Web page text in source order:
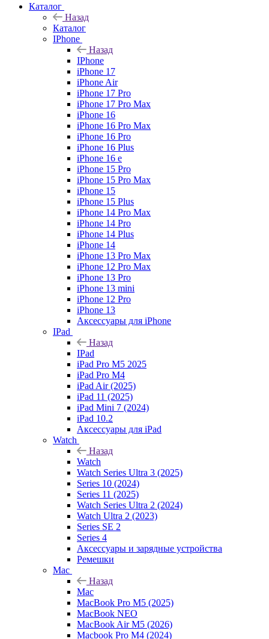
Каталог
Назад
Каталог
IPhone
Назад
IPhone
iPhone 17
iPhone Air
iPhone 17 Pro
iPhone 17 Pro Max
iPhone 16
iPhone 16 Pro Max
iPhone 16 Pro
iPhone 16 Plus
iPhone 16 e
iPhone 15 Pro
iPhone 15 Pro Max
iPhone 15
iPhone 15 Plus
iPhone 14 Pro Max
iPhone 14 Pro
iPhone 14 Plus
iPhone 14
iPhone 13 Pro Max
iPhone 12 Pro Max
iPhone 13 Pro
iPhone 13 mini
iPhone 12 Pro
iPhone 13
Аксессуары для iPhone
IPad
Назад
IPad
iPad Pro M5 2025
iPad Pro M4
iPad Air (2025)
iPad 11 (2025)
iPad Mini 7 (2024)
iPad 10.2
Аксессуары для iPad
Watch
Назад
Watch
Watch Series Ultra 3 (2025)
Series 10 (2024)
Series 11 (2025)
Watch Series Ultra 2 (2024)
Watch Ultra 2 (2023)
Series SE 2
Series 4
Аксессуары и зарядные устройства
Ремешки
Mac
Назад
Mac
MacBook Pro M5 (2025)
MacBook NEO
MacBook Air M5 (2026)
Macbook Pro M4 (2024)